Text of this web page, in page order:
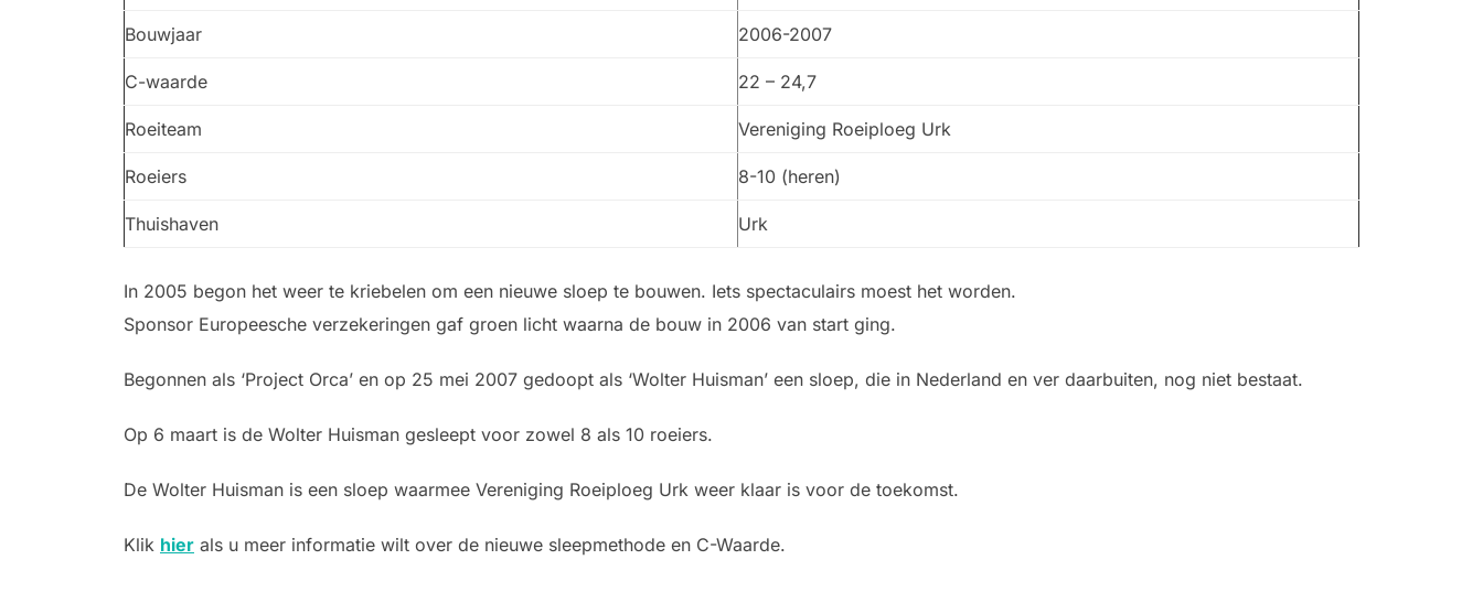
Bouwjaar 2006-2007
C-waarde 22 – 24,7
Roeiteam Vereniging Roeiploeg Urk
Roeiers 8-10 (heren)
Thuishaven Urk
In 2005 begon het weer te kriebelen om een nieuwe sloep te bouwen. Iets spectaculairs moest het worden.
Sponsor Europeesche verzekeringen gaf groen licht waarna de bouw in 2006 van start ging.
Begonnen als ‘Project Orca’ en op 25 mei 2007 gedoopt als ‘Wolter Huisman’ een sloep, die in Nederland en ver daarbuiten, nog niet bestaat.
Op 6 maart is de Wolter Huisman gesleept voor zowel 8 als 10 roeiers.
De Wolter Huisman is een sloep waarmee Vereniging Roeiploeg Urk weer klaar is voor de toekomst.
Klik hier als u meer informatie wilt over de nieuwe sleepmethode en C-Waarde.